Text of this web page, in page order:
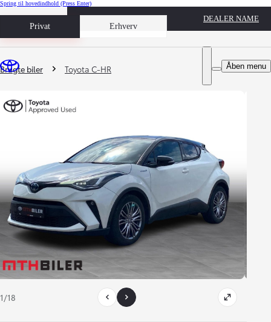
Spring til hovedindhold (Press Enter)
Privat Erhverv
Book prøvetur
DEALER NAME
Åben menu
Du er her
Brugte biler Toyota C-HR
1/18